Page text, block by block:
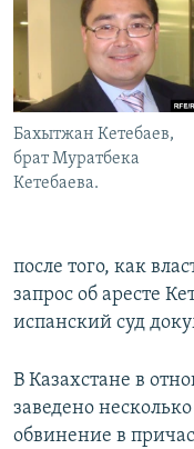
Бахытжан Кетебаев,
брат Муратбека
Кетебаева.
после того, как
запрос об аресте
испанский суд
В Казахстане в
заведено
обвинение в